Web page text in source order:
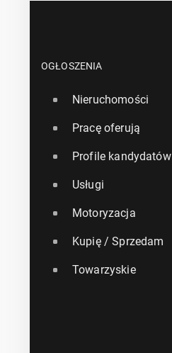
OGŁOSZENIA
Nieruchomości
Pracę oferują
Profile kandydatów
Usługi
Motoryzacja
Kupię / Sprzedam
Towarzyskie